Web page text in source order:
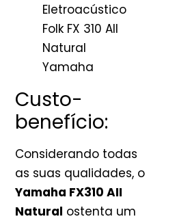
Eletroacústico
Folk FX 310 All
Natural
Yamaha
Custo-
benefício:
Considerando todas
as suas qualidades, o
Yamaha FX310 AII
Natural ostenta um